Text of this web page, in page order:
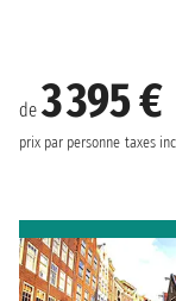
de3 395 €
prix par personne taxes